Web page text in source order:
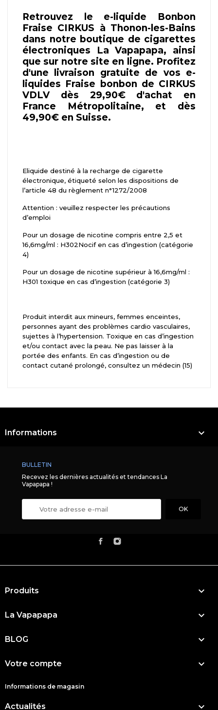
Retrouvez le e-liquide Bonbon
Fraise CIRKUS à Thonon-les-Bains
dans notre boutique de cigarettes
électroniques La Vapapapa, ainsi
que sur notre site en ligne. Profitez
d'une livraison gratuite de vos e-
liquides Fraise bonbon de CIRKUS
VDLV dès 29,90€ d'achat en
France Métropolitaine, et dès
49,90€ en Suisse.
Eliquide destiné à la recharge de cigarette
électronique, étiqueté selon les dispositions de
l’article 48 du règlement n°1272/2008
Attention : veuillez respecter les précautions
d’emploi
Pour un dosage de nicotine compris entre 2,5 et
16,6mg/ml : H302Nocif en cas d’ingestion (catégorie
4)
Pour un dosage de nicotine supérieur à 16,6mg/ml :
H301 toxique en cas d’ingestion (catégorie 3)
Produit interdit aux mineurs, femmes enceintes,
personnes ayant des problèmes cardio vasculaires,
sujettes à l’hypertension. Toxique en cas d’ingestion
et/ou contact avec la peau. Ne pas laisser à la
portée des enfants. En cas d’ingestion ou de
contact cutané prolongé, consultez un médecin (15)
Informations 
BULLETIN
Recevez les dernières actualités et tendances La
Vapapapa !
Produits 
La Vapapapa 
BLOG 
Votre compte 
Informations de magasin
Actualités 